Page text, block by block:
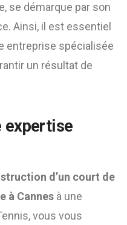
se démarque par son
Ainsi, il est essentiel
entreprise spécialisée
un résultat de
expertise
d’un court de
à Cannes à une
vous vous